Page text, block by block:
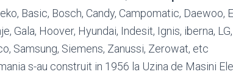
Basic, Bosch, Candy, Campomatic, Daewoo,
Gala, Hoover, Hyundai, Indesit, Ignis, iberna,
Samsung, Siemens, Zanussi, Zerowat, etc
s-au construit in 1956 la Uzina de Masini